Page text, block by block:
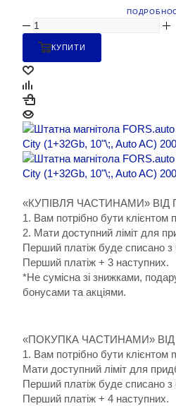
КУПИТИ
«КУПІВЛЯ ЧАСТИНАМИ» ВІД
1. Вам потрібно бути клієнтом
2. Мати доступний ліміт для
Перший платіж буде списано з
Перший платіж + 3 наступних.
*Не сумісна зі знижками,
бонусами та акціями.
«ПОКУПКА ЧАСТИНАМИ» ВІД
1. Вам потрібно бути клієнтом
Мати доступний ліміт для
Перший платіж буде списано з
Перший платіж + 4 наступних.